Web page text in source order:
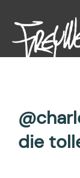
die